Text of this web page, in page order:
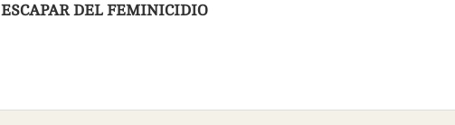
ESCAPAR DEL FEMINICIDIO